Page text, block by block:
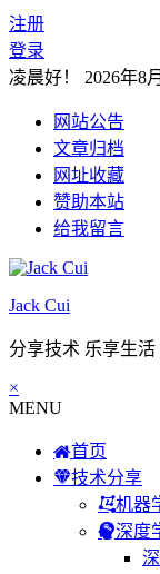
注册
登录
凌晨好！ 2026年8
网站公告
文章归档
网址收藏
赞助本站
给我留言
Jack Cui
分享技术 乐享生活
×
MENU
首页
技术分享
机器
深度